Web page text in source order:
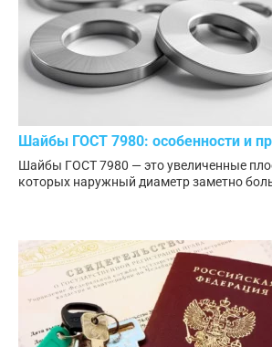
Шайбы ГОСТ 7980: особенности и
Шайбы ГОСТ 7980 — это увеличенные
которых наружный диаметр заметно